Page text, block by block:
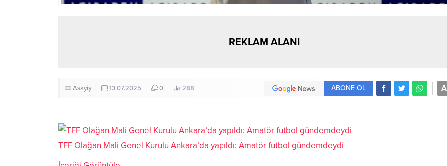
REKLAM ALANI
Asayiş 13.07.2025 0 288 A
ABONE OL
TFF Olağan Mali Genel Kurulu Ankara’da yapıldı: Amatör futbol gündemdeydi